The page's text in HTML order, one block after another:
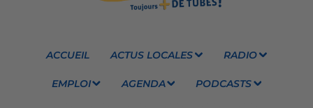
ACCUEIL ACTUS LOCALES RADIO
EMPLOI AGENDA PODCASTS